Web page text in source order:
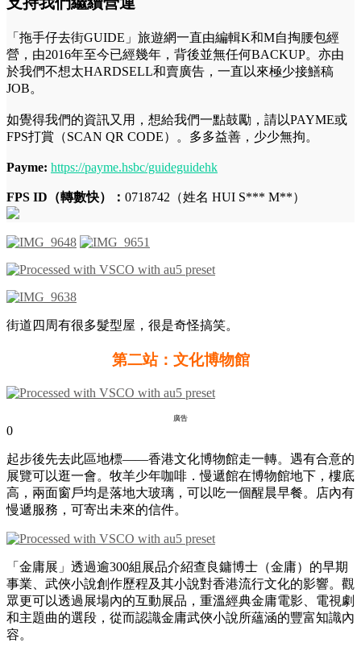
「拖手仔去街GUIDE」旅遊網一直由編輯K和M自掏腰包經
營，由2016年至今已經幾年，背後並無任何BACKUP。亦由
於我們不想太HARDSELL和賣廣告，一直以來極少接鱔稿
JOB。
如覺得我們的資訊又用，想給我們一點鼓勵，請以PAYME或
FPS打賞（SCAN QR CODE）。多多益善，少少無拘。
Payme: https://payme.hsbc/guideguidehk
FPS ID（轉數快）： 0718742（姓名 HUI S*** M**）
街道四周有很多髮型屋，很是奇怪搞笑。
第二站：文化博物館
廣告
0
起步後先去此區地標——香港文化博物館走一轉。遇有合意的
展覽可以逛一會。 牧羊少年咖啡．慢遞館在博物館地下，樓底
高，兩面窗戶均是落地大玻璃，可以吃一個醒晨早餐。店內有
慢遞服務，可寄出未來的信件。
「金庸展」透過逾300組展品介紹查良鏞博士（金庸）的早期
事業、武俠小說創作歷程及其小說對香港流行文化的影響。觀
眾更可以透過展場內的互動展品，重溫經典金庸電影、電視劇
和主題曲的選段，從而認識金庸武俠小說所蘊涵的豐富知識內
容。